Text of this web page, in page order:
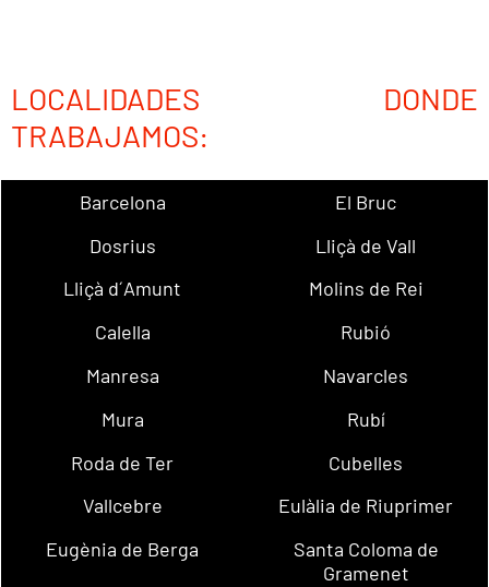
LOCALIDADES DONDE
TRABAJAMOS:
Barcelona
El Bruc
Dosrius
Lliçà de Vall
Lliçà d´Amunt
Molins de Rei
Calella
Rubió
Manresa
Navarcles
Mura
Rubí
Roda de Ter
Cubelles
Vallcebre
Eulàlia de Riuprimer
Eugènia de Berga
Santa Coloma de
Gramenet